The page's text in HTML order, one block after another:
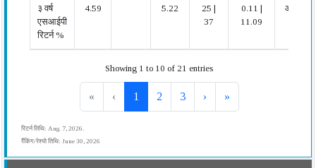
३ वर्ष
एसआईपी
रिटर्न %
4.59 5.22
25 |
37
0.11 |
11.09
औसत
Showing 1 to 10 of 21 entries
« ‹ 1 2 3 › »
रिटर्न तिथि: Aug. 7, 2026.
रैंकिंग/रेश्यो तिथि: June 30, 2026